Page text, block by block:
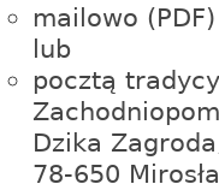
mailowo
lub
pocztą
Dzika
78-650